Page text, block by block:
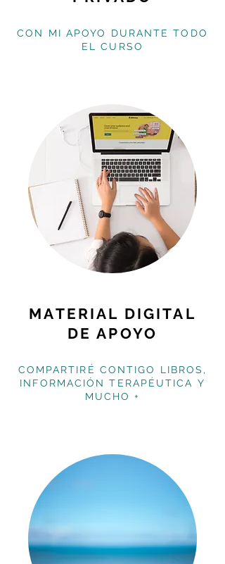
CON MI APOYO DURANTE TODO
EL CURSO
MATERIAL DIGITAL
DE APOYO
COMPARTIRÉ CONTIGO LIBROS,
INFORMACIÓN TERAPÉUTICA Y
MUCHO +